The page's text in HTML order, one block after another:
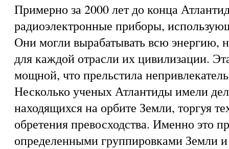
Примерно за 2000 лет до конца
радиоэлектронные приборы,
Они могли вырабатывать всю энергию,
для каждой отрасли их цивилизации.
мощной, что прельстила
Несколько ученых Атлантиды имели
находящихся на орбите Земли, торгуя
обретения превосходства. Именно это
определенными группировками Земли